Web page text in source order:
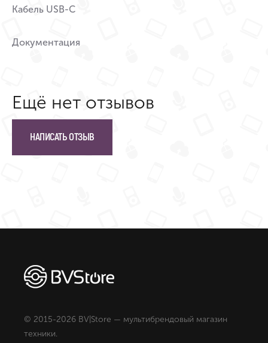
Кабель USB-C
Документация
Ещё нет отзывов
НАПИСАТЬ ОТЗЫВ
© 2015-2026 BV|Store — мультибрендовый магазин
техники.